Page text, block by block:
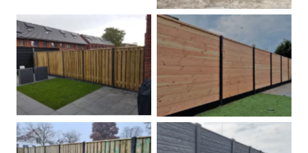
Betonpalen schutting Douglas